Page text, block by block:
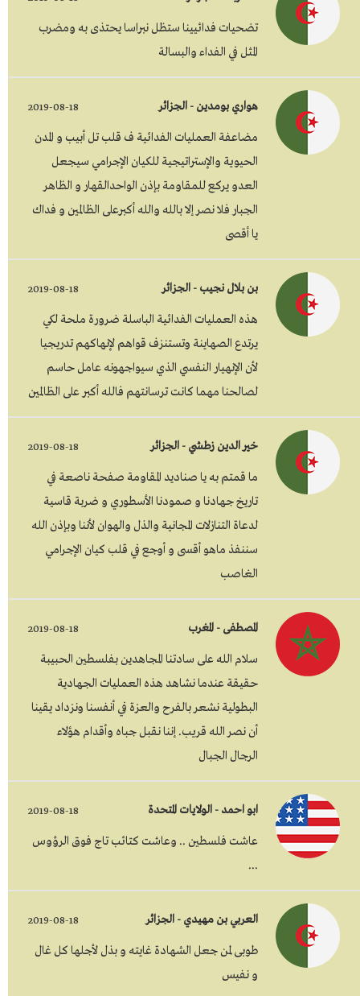
تضحيات فدائيينا ستظل نبراسا يحتذى به ومضرب
المثل في الفداء والبسالة
هواري بومدين - الجزائر 2019-08-18
مضاعفة العمليات الفدائية ف قلب تل أبيب و المدن
الحيوية والإستراتيجية للكيان الإجرامي سيجعل
العدو يركع للمقاومة بإذن الواحدالقهار و الظاهر
الجبار فلا نصر إلا بالله والله أكبرعلى الظالمين و فداك
يا أقصى
بن بلال نجيب - الجزائر 2019-08-18
هذه العمليات الفدائية الباسلة ضرورة ملحة لكي
يرتدع الصهاينة وتستنزف قواهم لإنهاكهم تدريجيا
لأن الإنهيار النفسي الذي سيواجهونه عامل حاسم
لصالحنا مهما كانت ترسانتهم فالله أكبر على الظالمين
خير الدين زطشي - الجزائر 2019-08-18
ما قمتم به يا صناديد المقاومة صفحة ناصعة في
تاريخ جهادنا و صمودنا الأسطوري و ضربة قاسية
لدعاة التنازلات المجانية والذل والهوان لأننا وبإذن الله
سننفذ ماهو أقسى و أوجع في قلب كيان الإجرامي
الغاصب
المصطفى - المغرب 2019-08-18
سلام الله على سادتنا المجاهدين بفلسطين الحبيبة
حقيقة عندما نشاهد هذه العمليات الجهادية
البطولية نشعر بالفرح والعزة في أنفسنا ونزداد يقينا
أن نصر الله قريب. إننا نقبل جباه وأقدام هؤلاء
الرجال الجبال
ابو احمد - الولايات المتحدة 2019-08-18
عاشت فلسطين .. وعاشت كتائب تاج فوق الرؤوس
...
العربي بن مهيدي - الجزائر 2019-08-18
طوبى لمن جعل الشهادة غايته و بذل لأجلها كل غال
و نفيس